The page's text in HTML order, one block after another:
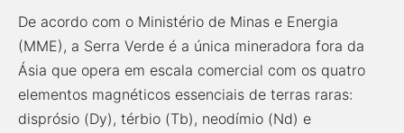
De acordo com o Ministério de Minas e Energia
(MME), a Serra Verde é a única mineradora fora da
Ásia que opera em escala comercial com os quatro
elementos magnéticos essenciais de terras raras:
disprósio (Dy), térbio (Tb), neodímio (Nd) e